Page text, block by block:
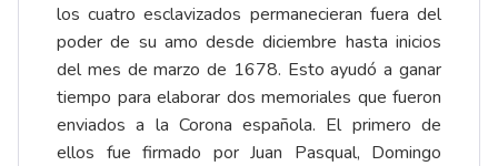
los cuatro esclavizados permanecieran fuera del
poder de su amo desde diciembre hasta inicios
del mes de marzo de 1678. Esto ayudó a ganar
tiempo para elaborar dos memoriales que fueron
enviados a la Corona española. El primero de
ellos fue firmado por Juan Pasqual, Domingo